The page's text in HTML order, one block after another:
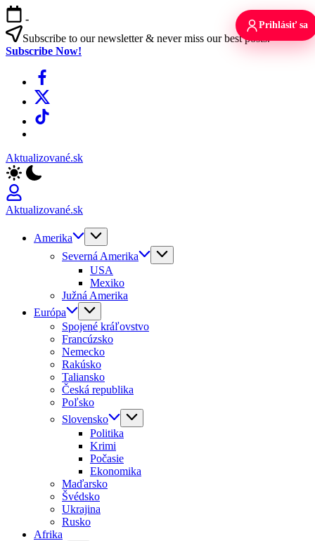
Skip
to
content
-
Subscribe to our newsletter & never miss our best posts.
Subscribe Now!
Facebook
X
TikTok
Aktualizované.sk
Aktualizované.sk
Amerika
Severná Amerika
USA
Mexiko
Južná Amerika
Európa
Spojené kráľovstvo
Francúzsko
Nemecko
Rakúsko
Taliansko
Česká republika
Poľsko
Slovensko
Politika
Krimi
Počasie
Ekonomika
Maďarsko
Švédsko
Ukrajina
Rusko
Afrika
Prihlásiť sa